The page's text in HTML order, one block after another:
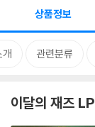
상품정보
개 관련분류
이달의 재즈 LP